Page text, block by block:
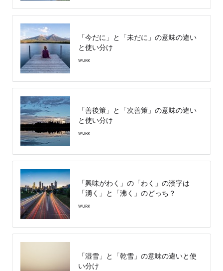
「今だに」と「未だに」の意味の違い
と使い分け
WURK
「善後策」と「次善策」の意味の違い
と使い分け
WURK
「興味がわく」の「わく」の漢字は
「湧く」と「沸く」のどっち？
WURK
「湿雪」と「乾雪」の意味の違いと使
い分け